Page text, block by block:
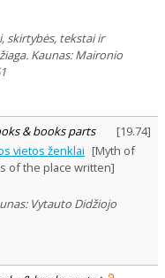
skirtybės, tekstai ir
Kaunas: Maironio
& books parts [19.74]
vietos ženklai [Myth of
of the place written]
Vytauto Didžiojo